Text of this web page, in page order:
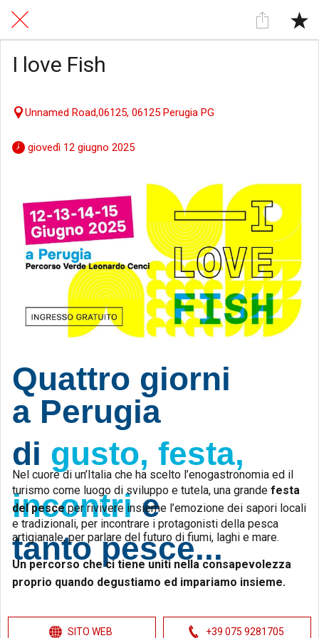
I love Fish
Unnamed Road,06125, 06125 Perugia PG
giovedì 12 giugno 2025
Quattro giorni
a Perugia
di gusto, festa,
incontrie
tanto pesce...
Nel cuore di un’Italia che ha scelto l’enogastronomia ed il
turismo come luogo di sviluppo e tutela, una grande festa
del pesceper rivivere insieme l’emozione dei sapori locali
e tradizionali, per incontrare i protagonisti della pesca
artigianale, per parlare del futuro di fiumi, laghi e mare.
Un percorso che ci tiene uniti nella consapevolezza
proprio quando degustiamo ed impariamo insieme.
SITO WEB +39 075 9281705